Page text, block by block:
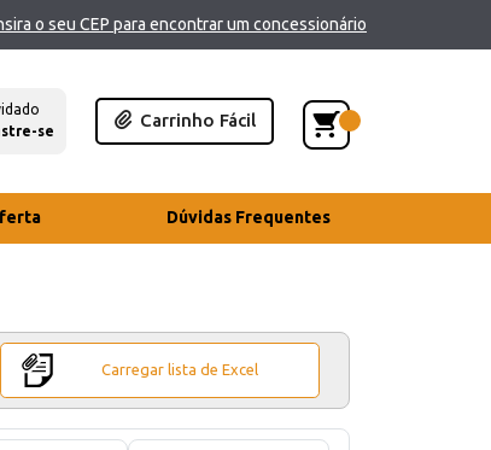
o seu CEP para encontrar um concessionário
se
Carrinho Fácil
Dúvidas Frequentes
Carregar lista de Excel